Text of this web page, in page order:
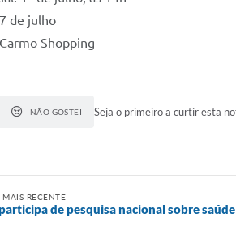
de julho
Shopping
NÃO GOSTEI Seja o primeiro a curtir esta
RECENTE
de pesquisa nacional sobre